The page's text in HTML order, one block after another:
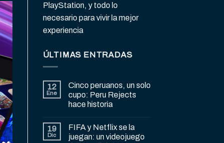
PlayStation, y todo lo
necesario para vivir la mejor
experiencia
ÚLTIMAS ENTRADAS
12
Ene
Cinco peruanos, un solo
cupo: Peru Rejects
hace historia
19
Dic
FIFA y Netflix se la
juegan: un videojuego